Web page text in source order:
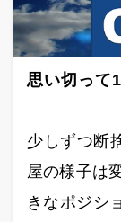
思い切って
少しずつ断
屋の様子は
きなポジシ